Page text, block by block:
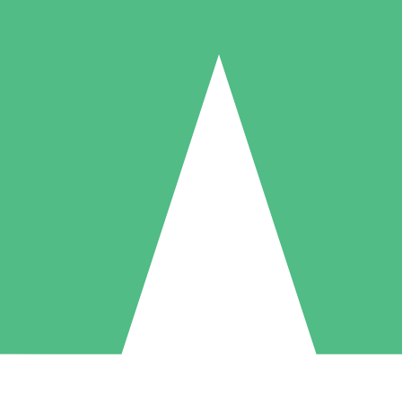
Individuella Kreditpaket
per användning med nedladdningskrediter. Inget månatligt åtagande
5 Nedladdningar
US$